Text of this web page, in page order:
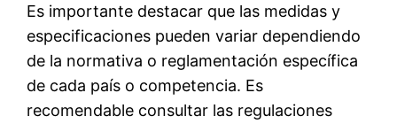
Es importante destacar que las medidas y
especificaciones pueden variar dependiendo
de la normativa o reglamentación específica
de cada país o competencia. Es
recomendable consultar las regulaciones